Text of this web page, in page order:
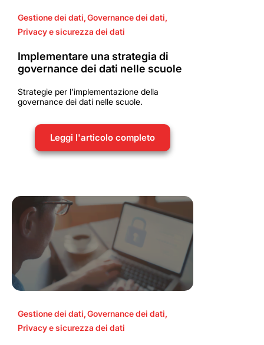
Gestione dei dati,Governance dei dati,
Privacy e sicurezza dei dati
Implementare una strategia di
governance dei dati nelle scuole
Strategie per l'implementazione della
governance dei dati nelle scuole.
Leggi l'articolo completo
Gestione dei dati,Governance dei dati,
Privacy e sicurezza dei dati